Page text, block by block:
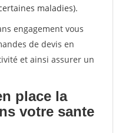
maladies).
engagement vous
de devis en
et ainsi assurer un
place la
votre sante